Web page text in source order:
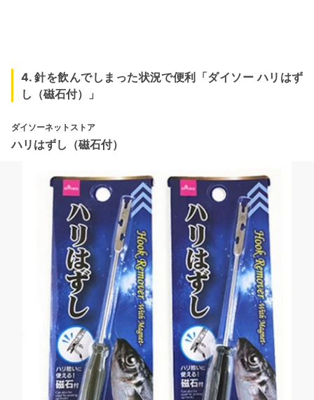
4. 針を飲んでしまった状況で便利「ダイソー ハリはず
し（磁石付）」
ダイソーネットストア
ハリはずし（磁石付）